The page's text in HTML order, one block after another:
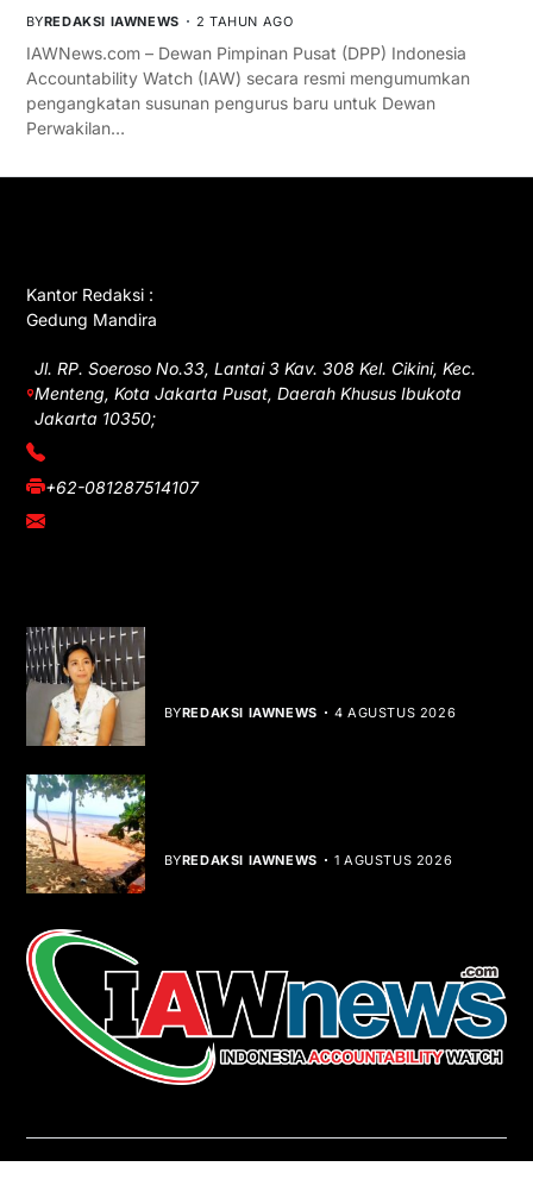
BYREDAKSI IAWNEWS 2 TAHUN AGO
IAWNews.com – Dewan Pimpinan Pusat (DPP) Indonesia
Accountability Watch (IAW) secara resmi mengumumkan
pengangkatan susunan pengurus baru untuk Dewan
Perwakilan…
Kantor Redaksi :
Gedung Mandira
Jl. RP. Soeroso No.33, Lantai 3 Kav. 308 Kel. Cikini, Kec.
Menteng, Kota Jakarta Pusat, Daerah Khusus Ibukota
Jakarta 10350;
(021) 3908026
+62-081287514107
adm@iawnews.com
BYREDAKSI IAWNEWS 4 AGUSTUS 2026
BYREDAKSI IAWNEWS 1 AGUSTUS 2026